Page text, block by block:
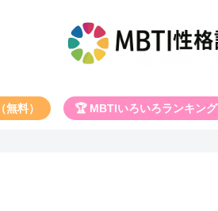
料） 🏆 MBTIいろいろランキング